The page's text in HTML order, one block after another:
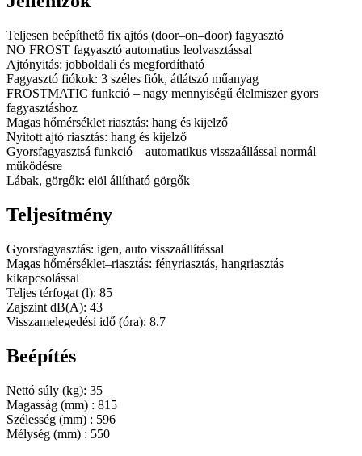
Teljesen beépíthető fix ajtós (door–on–door) fagyasztó
NO FROST fagyasztó automatius leolvasztással
Ajtónyitás: jobboldali és megfordítható
Fagyasztó fiókok: 3 széles fiók, átlátszó műanyag
FROSTMATIC funkció – nagy mennyiségű élelmiszer gyors
fagyasztáshoz
Magas hőmérséklet riasztás: hang és kijelző
Nyitott ajtó riasztás: hang és kijelző
Gyorsfagyasztsá funkció – automatikus visszaállással normál
működésre
Lábak, görgők: elöl állítható görgők
Teljesítmény
Gyorsfagyasztás: igen, auto visszaállítással
Magas hőmérséklet–riasztás: fényriasztás, hangriasztás
kikapcsolással
Teljes térfogat (l): 85
Zajszint dB(A): 43
Visszamelegedési idő (óra): 8.7
Beépítés
Nettó súly (kg): 35
Magasság (mm) : 815
Szélesség (mm) : 596
Mélység (mm) : 550